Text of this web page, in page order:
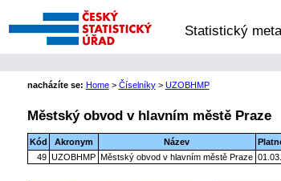
Statistický
nacházíte se: Home> Číselníky> UZOBHMP
Městský obvod v hlavním městě Praze
Kód Akronym Název
49 UZOBHMP Městský obvod v hlavním městě Praze